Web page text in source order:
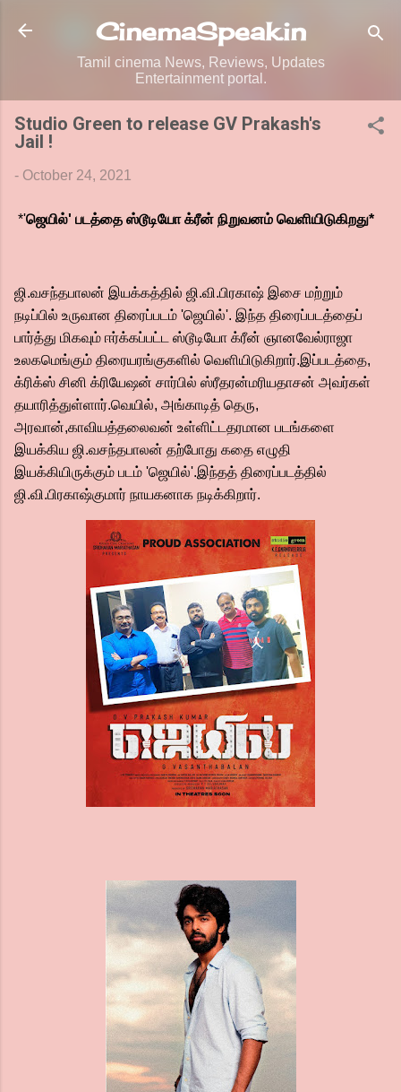
Skip to main content
CinemaSpeak.in
Tamil cinema News, Reviews, Updates
Entertainment portal.
Studio Green to release GV Prakash's
Jail !
- October 24, 2021
*'ஜெயில்' படத்தை ஸ்டூடியோ க்ரீன் நிறுவனம் வெளியிடுகிறது*
ஜி.வசந்தபாலன் இயக்கத்தில் ஜி.வி.பிரகாஷ் இசை மற்றும்
நடிப்பில் உருவான திரைப்படம் 'ஜெயில்'. இந்த திரைப்படத்தைப்
பார்த்து மிகவும் ஈர்க்கப்பட்ட ஸ்டூடியோ க்ரீன் ஞானவேல்ராஜா
உலகமெங்கும் திரையரங்குகளில் வெளியிடுகிறார்.இப்படத்தை,
க்ரிக்ஸ் சினி க்ரியேஷன் சார்பில் ஸ்ரீதரன்மரியதாசன் அவர்கள்
தயாரித்துள்ளார்.வெயில், அங்காடித் தெரு,
அரவான்,காவியத்தலைவன் உள்ளிட்டதரமான படங்களை
இயக்கிய ஜி.வசந்தபாலன் தற்போது கதை எழுதி
இயக்கியிருக்கும் படம் 'ஜெயில்'.இந்தத் திரைப்படத்தில்
ஜி.வி.பிரகாஷ்குமார் நாயகனாக நடிக்கிறார்.